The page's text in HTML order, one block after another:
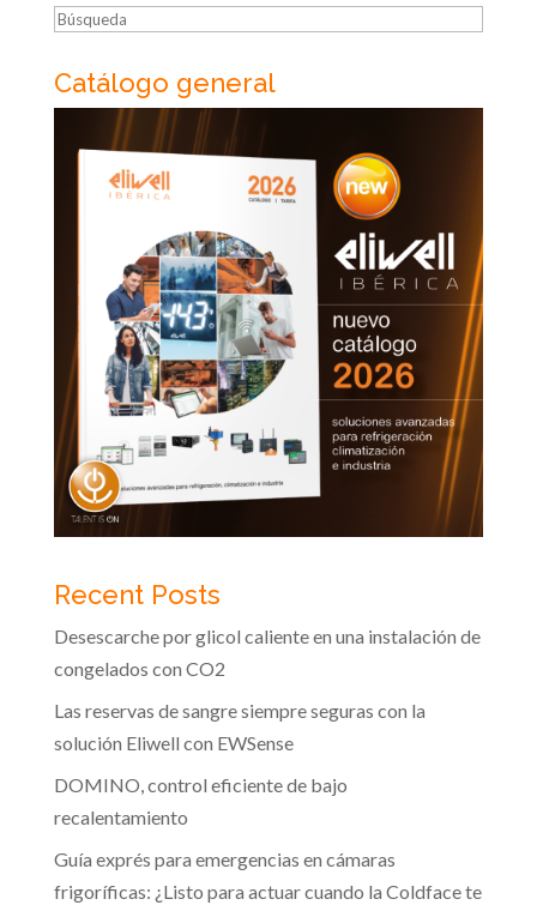
Búsqueda
Catálogo general
Recent Posts
Desescarche por glicol caliente en una instalación de
congelados con CO2
Las reservas de sangre siempre seguras con la
solución Eliwell con EWSense
DOMINO, control eficiente de bajo
recalentamiento
Guía exprés para emergencias en cámaras
frigoríficas: ¿Listo para actuar cuando la Coldface te